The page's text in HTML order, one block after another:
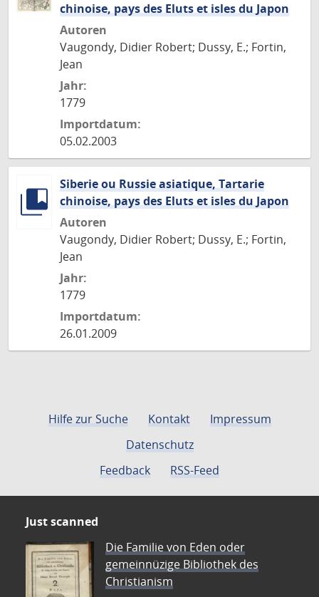
chinoise, pays des Eluts et isles du Japon
Autoren
Vaugondy, Didier Robert; Dussy, E.; Fortin,
Jean
Jahr:
1779
Importdatum:
05.02.2003
Siberie ou Russie asiatique, Tartarie
chinoise, pays des Eluts et isles du Japon
Autoren
Vaugondy, Didier Robert; Dussy, E.; Fortin,
Jean
Jahr:
1779
Importdatum:
26.01.2009
Hilfe zur Suche Kontakt
Impressum
Datenschutz
Feedback
RSS-Feed
Just scanned
Die Familie von Eden oder
gemeinnüzige Bibliothek des
Christianism